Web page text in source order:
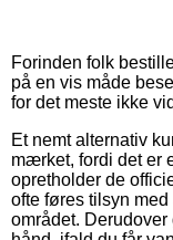
Forinden folk
på en vis måde
for det meste ikke
Et nemt alternativ
mærket, fordi det er
opretholder de
ofte føres tilsyn
området.